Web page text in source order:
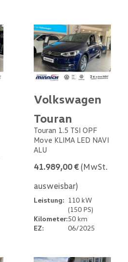
Volkswagen
Touran
Touran 1.5 TSI OPF
Move KLIMA LED NAVI
ALU
41.989,00 € (MwSt.
ausweisbar)
Leistung: 110 kW
(150 PS)
Kilometer:50 km
EZ:
06/2025